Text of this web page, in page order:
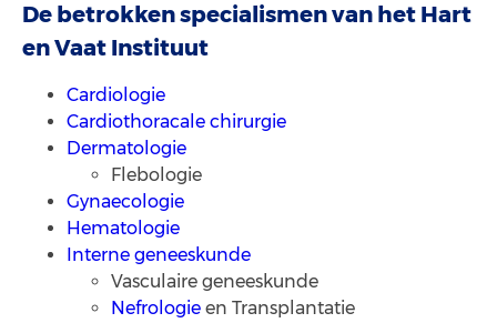
De betrokken specialismen van het Hart
en Vaat Instituut
Cardiologie
Cardiothoracale chirurgie
Dermatologie
Flebologie
Gynaecologie
Hematologie
Interne geneeskunde
Vasculaire geneeskunde
Nefrologie en Transplantatie